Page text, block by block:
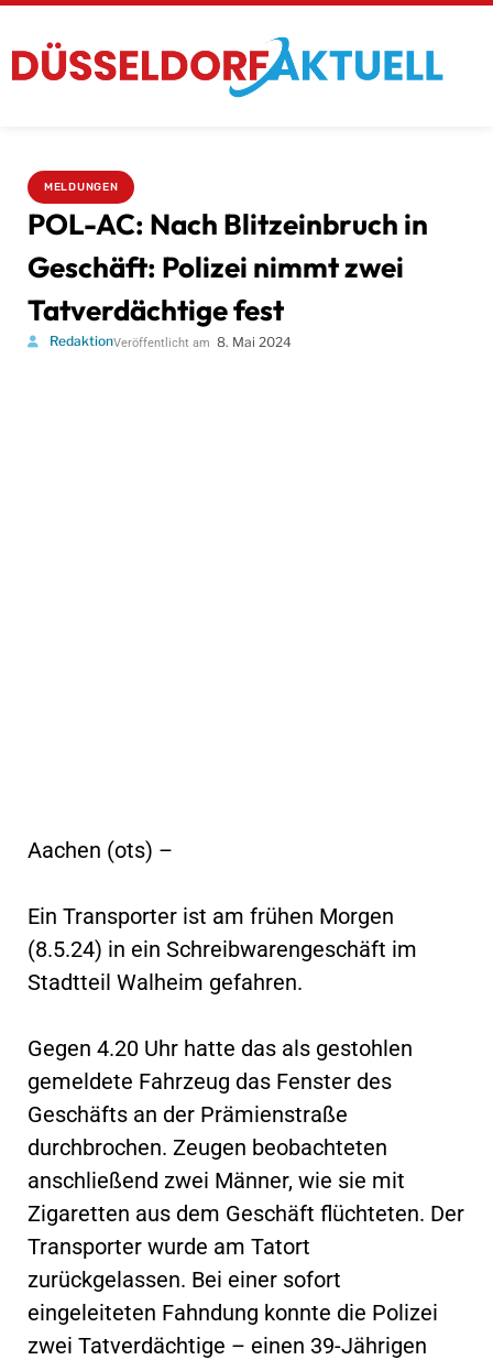
MELDUNGEN
POL-AC: Nach Blitzeinbruch in
Geschäft: Polizei nimmt zwei
Tatverdächtige fest
RedaktionVeröffentlicht am 8. Mai 2024
Aachen (ots) –
Ein Transporter ist am frühen Morgen
(8.5.24) in ein Schreibwarengeschäft im
Stadtteil Walheim gefahren.
Gegen 4.20 Uhr hatte das als gestohlen
gemeldete Fahrzeug das Fenster des
Geschäfts an der Prämienstraße
durchbrochen. Zeugen beobachteten
anschließend zwei Männer, wie sie mit
Zigaretten aus dem Geschäft flüchteten. Der
Transporter wurde am Tatort
zurückgelassen. Bei einer sofort
eingeleiteten Fahndung konnte die Polizei
zwei Tatverdächtige – einen 39-Jährigen